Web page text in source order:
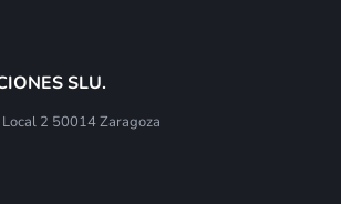
SLU.
2 50014 Zaragoza